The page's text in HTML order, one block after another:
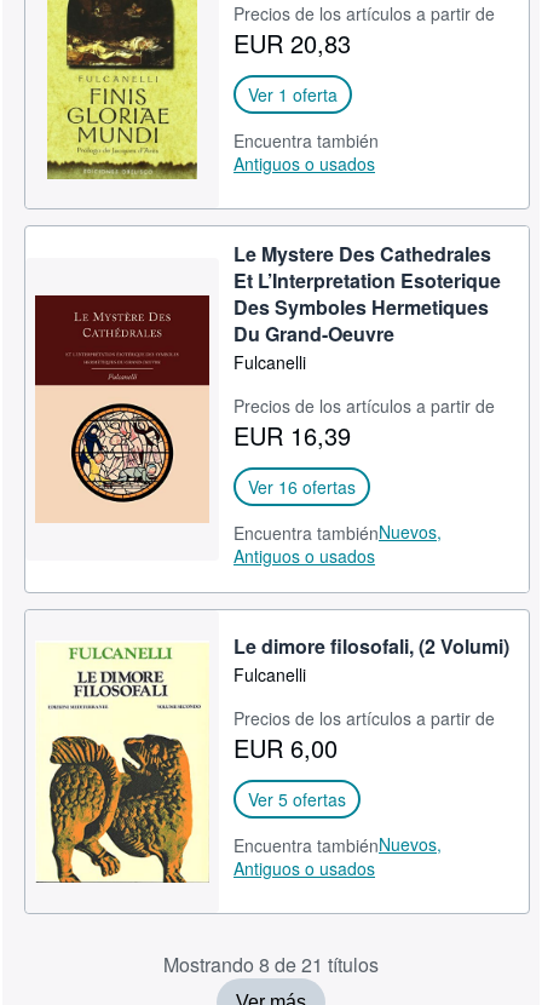
Precios de los artículos a partir de
EUR 20,83
Ver 1 oferta
Encuentra también
Antiguos o usados
Le Mystere Des Cathedrales
Et L’Interpretation Esoterique
Des Symboles Hermetiques
Du Grand-Oeuvre
Fulcanelli
Precios de los artículos a partir de
EUR 16,39
Ver 16 ofertas
Encuentra tambiénNuevos,
Antiguos o usados
Le dimore filosofali, (2 Volumi)
Fulcanelli
Precios de los artículos a partir de
EUR 6,00
Ver 5 ofertas
Encuentra tambiénNuevos,
Antiguos o usados
Mostrando 8 de 21 títulos